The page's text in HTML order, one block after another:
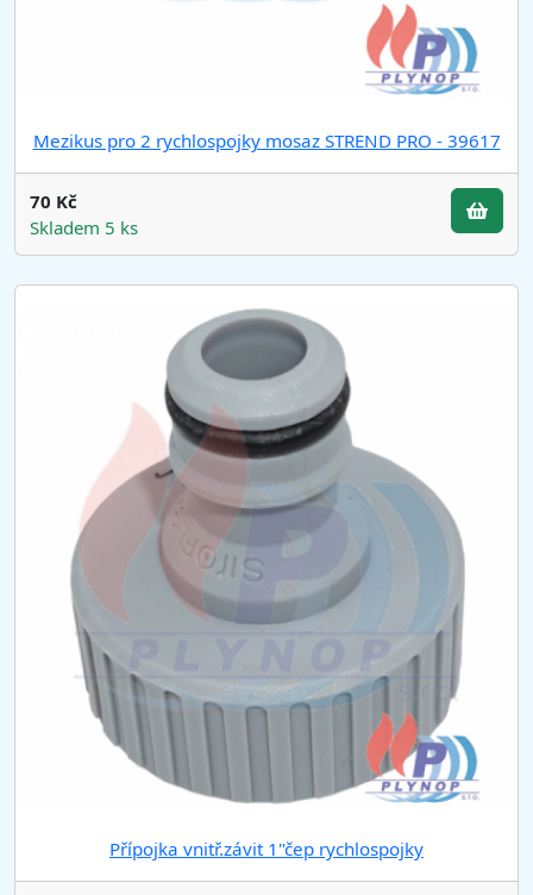
Mezikus pro 2 rychlospojky mosaz STREND PRO - 39617
70 Kč
Skladem 5 ks
Přípojka vnitř.závit 1"čep rychlospojky